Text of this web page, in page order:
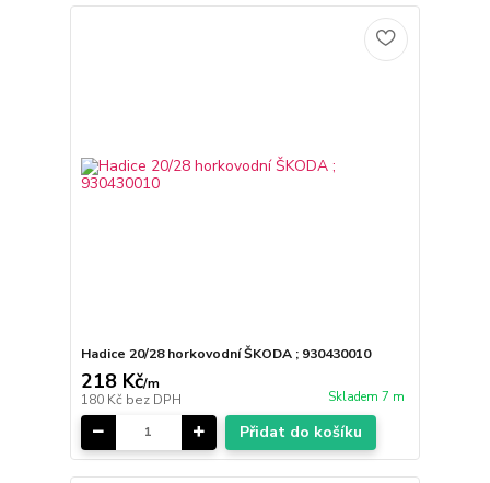
Hadice 20/28 horkovodní ŠKODA ; 930430010
218 Kč/m
180 Kč bez DPH Skladem 7 m
Přidat do košíku